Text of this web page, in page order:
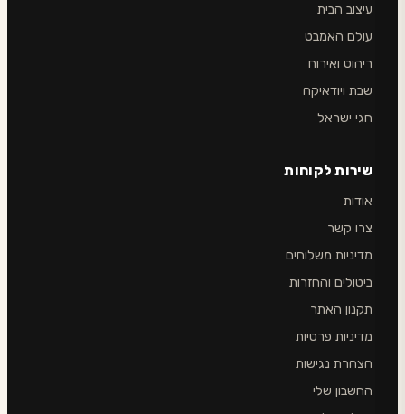
עיצוב הבית
עולם האמבט
ריהוט ואירוח
שבת ויודאיקה
חגי ישראל
שירות לקוחות
אודות
צרו קשר
מדיניות משלוחים
ביטולים והחזרות
תקנון האתר
מדיניות פרטיות
הצהרת נגישות
החשבון שלי